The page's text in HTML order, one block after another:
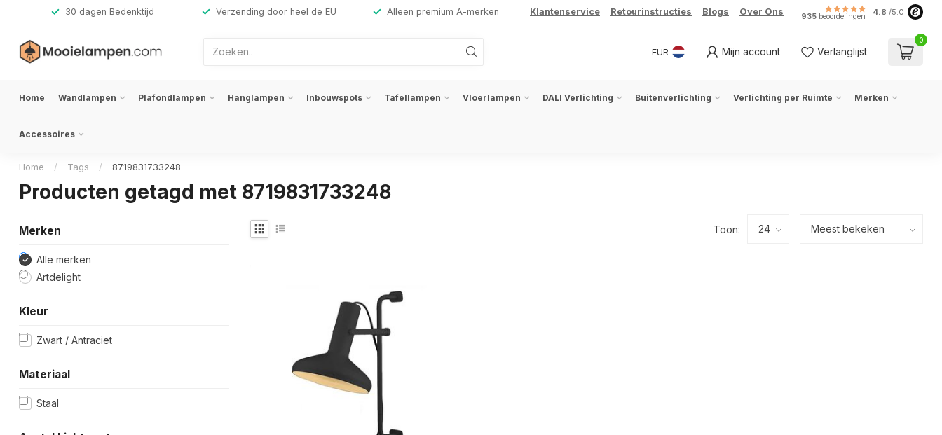
30 dagen Bedenktijd Verzending door heel de EU Alleen premium A-merken Klantenservice Retourinstructies Blogs Over Ons 935 beoordelingen 4.8 /5.0
EUR Mijn account Verlanglijst
0
Home Wandlampen Plafondlampen Hanglampen Inbouwspots Tafellampen Vloerlampen DALI Verlichting Buitenverlichting Verlichting per Ruimte Merken
Accessoires
Home / Tags / 8719831733248
Producten getagd met 8719831733248
Merken
Alle merken
Artdelight
Kleur
Zwart / Antraciet
Materiaal
Staal
Toon: